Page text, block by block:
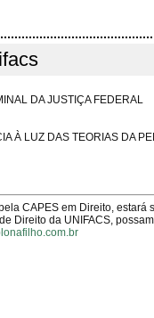
DA JUSTIÇA FEDERAL
À LUZ DAS TEORIAS DA
CAPES em Direito,
Direito da UNIFACS,